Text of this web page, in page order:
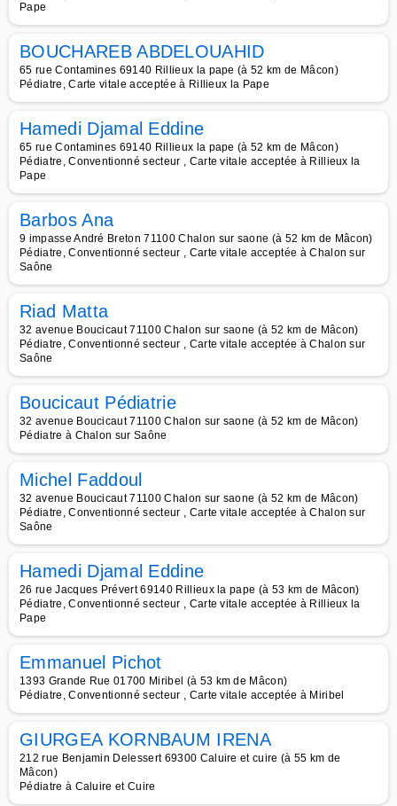
Pape
BOUCHAREB ABDELOUAHID
65 rue Contamines 69140 Rillieux la pape (à 52 km de Mâcon)
Pédiatre, Carte vitale acceptée à Rillieux la Pape
Hamedi Djamal Eddine
65 rue Contamines 69140 Rillieux la pape (à 52 km de Mâcon)
Pédiatre, Conventionné secteur , Carte vitale acceptée à Rillieux la
Pape
Barbos Ana
9 impasse André Breton 71100 Chalon sur saone (à 52 km de Mâcon)
Pédiatre, Conventionné secteur , Carte vitale acceptée à Chalon sur
Saône
Riad Matta
32 avenue Boucicaut 71100 Chalon sur saone (à 52 km de Mâcon)
Pédiatre, Conventionné secteur , Carte vitale acceptée à Chalon sur
Saône
Boucicaut Pédiatrie
32 avenue Boucicaut 71100 Chalon sur saone (à 52 km de Mâcon)
Pédiatre à Chalon sur Saône
Michel Faddoul
32 avenue Boucicaut 71100 Chalon sur saone (à 52 km de Mâcon)
Pédiatre, Conventionné secteur , Carte vitale acceptée à Chalon sur
Saône
Hamedi Djamal Eddine
26 rue Jacques Prévert 69140 Rillieux la pape (à 53 km de Mâcon)
Pédiatre, Conventionné secteur , Carte vitale acceptée à Rillieux la
Pape
Emmanuel Pichot
1393 Grande Rue 01700 Miribel (à 53 km de Mâcon)
Pédiatre, Conventionné secteur , Carte vitale acceptée à Miribel
GIURGEA KORNBAUM IRENA
212 rue Benjamin Delessert 69300 Caluire et cuire (à 55 km de
Mâcon)
Pédiatre à Caluire et Cuire